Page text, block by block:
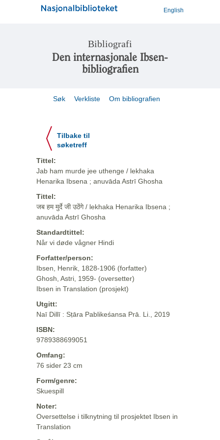
English
Bibliografi
Den internasjonale Ibsen-
bibliografien
Søk Verkliste Om bibliografien
Tilbake til
søketreff
Tittel:
Jab ham murde jee uthenge / lekhaka
Henarika Ibsena ; anuvāda Astrī Ghosha
Tittel:
जब हम मुर्दे जी उठेंगे / lekhaka Henarika Ibsena ;
anuvāda Astrī Ghosha
Standardtittel:
Når vi døde vågner Hindi
Forfatter/person:
Ibsen, Henrik, 1828-1906 (forfatter)
Ghosh, Astri, 1959- (oversetter)
Ibsen in Translation (prosjekt)
Utgitt:
Naī Dillī : Sṭāra Pablikeśansa Prā. Li., 2019
ISBN:
9789388699051
Omfang:
76 sider 23 cm
Form/genre:
Skuespill
Noter:
Oversettelse i tilknytning til prosjektet Ibsen in
Translation